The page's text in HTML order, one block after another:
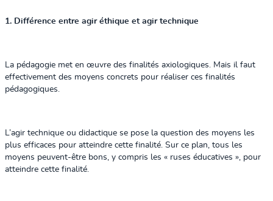
1. Différence entre agir éthique et agir technique
La pédagogie met en œuvre des finalités axiologiques. Mais il faut
effectivement des moyens concrets pour réaliser ces finalités
pédagogiques.
L’agir technique ou didactique se pose la question des moyens les
plus efficaces pour atteindre cette finalité. Sur ce plan, tous les
moyens peuvent-être bons, y compris les « ruses éducatives », pour
atteindre cette finalité.